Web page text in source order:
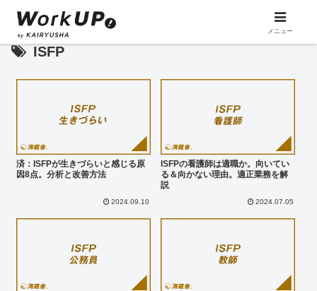
ISFP
済：ISFPが生きづらいと感じる原
因8点。分析と改善方法
2024.09.10
ISFPの看護師は適職か。向いてい
る＆向かない理由。適正業務を解
説
2024.07.05
メニュー